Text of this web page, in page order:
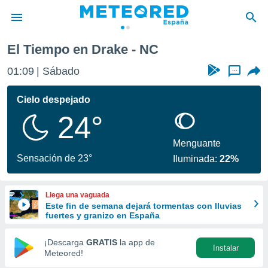
de
por
se
calidad.
a este
las
y
forma
digital
basada
El Tiempo en Drake - NC
01:09 Sábado ...
Cielo despejado
24°
Sensación de 23°
Menguante
Iluminada:22%
Llega una vaguada
Este fin de semana dejará tormentas con lluvias
fuertes y granizo en España
¡Descarga GRATIS la app de
Meteored!
Instalar